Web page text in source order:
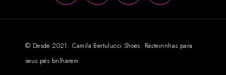
© Desde 2021. Camila Bertulucci Shoes. Rasteirinhas para
seus pés brilharem.